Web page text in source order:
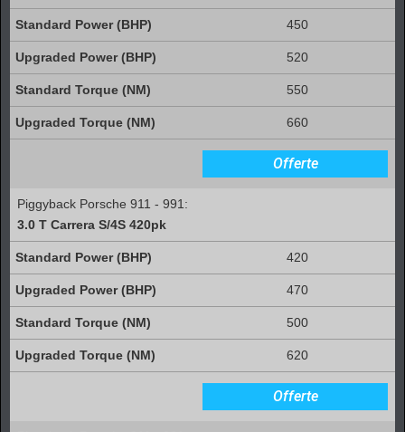
450
520
550
660
Offerte
Piggyback Porsche 911 - 991:
3.0 T Carrera S/4S 420pk
420
470
500
620
Offerte